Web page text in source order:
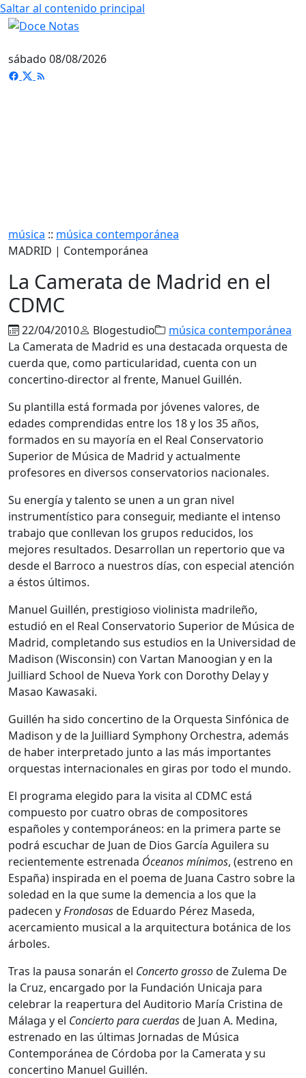
Saltar al contenido principal
sábado 08/08/2026
música :: música contemporánea
MADRID | Contemporánea
La Camerata de Madrid en el
CDMC
22/04/2010 Blogestudio
música contemporánea
La Camerata de Madrid es una destacada orquesta de
cuerda que, como particularidad, cuenta con un
concertino-director al frente, Manuel Guillén.
Su plantilla está formada por jóvenes valores, de
edades comprendidas entre los 18 y los 35 años,
formados en su mayoría en el Real Conservatorio
Superior de Música de Madrid y actualmente
profesores en diversos conservatorios nacionales.
Su energía y talento se unen a un gran nivel
instrumentístico para conseguir, mediante el intenso
trabajo que conllevan los grupos reducidos, los
mejores resultados. Desarrollan un repertorio que va
desde el Barroco a nuestros días, con especial atención
a éstos últimos.
Manuel Guillén, prestigioso violinista madrileño,
estudió en el Real Conservatorio Superior de Música de
Madrid, completando sus estudios en la Universidad de
Madison (Wisconsin) con Vartan Manoogian y en la
Juilliard School de Nueva York con Dorothy Delay y
Masao Kawasaki.
Guillén ha sido concertino de la Orquesta Sinfónica de
Madison y de la Juilliard Symphony Orchestra, además
de haber interpretado junto a las más importantes
orquestas internacionales en giras por todo el mundo.
El programa elegido para la visita al CDMC está
compuesto por cuatro obras de compositores
españoles y contemporáneos: en la primera parte se
podrá escuchar de Juan de Dios García Aguilera su
recientemente estrenada Óceanos mínimos, (estreno en
España) inspirada en el poema de Juana Castro sobre la
soledad en la que sume la demencia a los que la
padecen yFrondosasde Eduardo Pérez Maseda,
acercamiento musical a la arquitectura botánica de los
árboles.
Tras la pausa sonarán el Concerto grossode Zulema De
la Cruz, encargado por la Fundación Unicaja para
celebrar la reapertura del Auditorio María Cristina de
Málaga y el Concierto para cuerdasde Juan A. Medina,
estrenado en las últimas Jornadas de Música
Contemporánea de Córdoba por la Camerata y su
concertino Manuel Guillén.